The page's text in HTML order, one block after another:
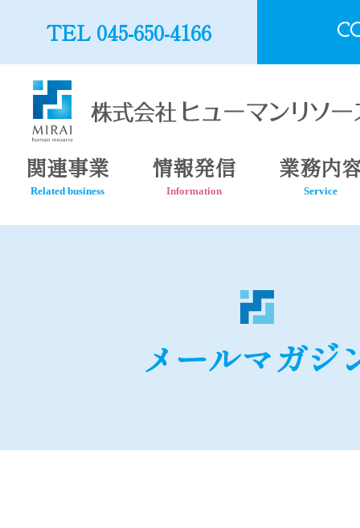
TEL 045-650-4166
関連事業
Related business
情報発信
Information
業務内
Service
メールマガジ